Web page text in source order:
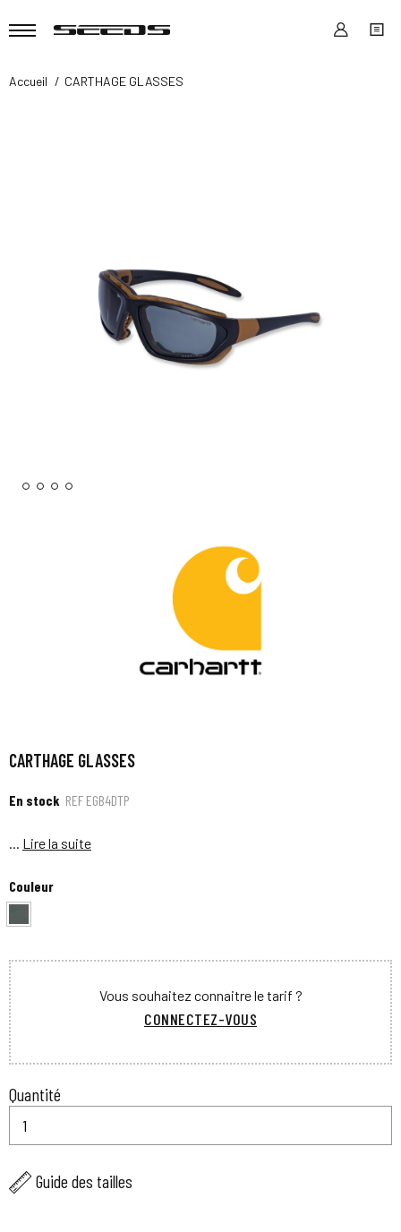
Accueil CARTHAGE GLASSES
CARTHAGE GLASSES
En stock REF EGB4DTP
... Lire la suite
Couleur
Vous souhaitez connaitre le tarif ?
CONNECTEZ-VOUS
Quantité
Guide des tailles